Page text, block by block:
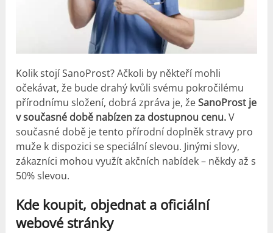
Kolik stojí SanoProst? Ačkoli by někteří mohli
očekávat, že bude drahý kvůli svému pokročilému
přírodnímu složení, dobrá zpráva je, žeSanoProst je
v současné době nabízen za dostupnou cenu.V
současné době je tento přírodní doplněk stravy pro
muže k dispozici se speciální slevou. Jinými slovy,
zákazníci mohou využít akčních nabídek – někdy až s
50% slevou.
Kde koupit, objednat a oficiální
webové stránky